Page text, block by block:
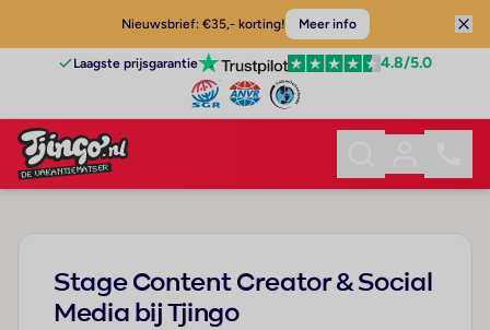
Nieuwsbrief: €35,- korting! Meer info
Laagste prijsgarantie 4.8/5.0
Stage Content Creator & Social
Media bij Tjingo